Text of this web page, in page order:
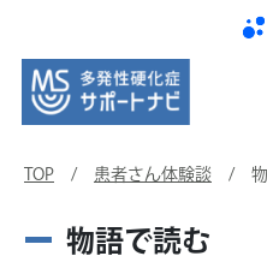
TOP / 患者さん体験談 / 物
物語で読む